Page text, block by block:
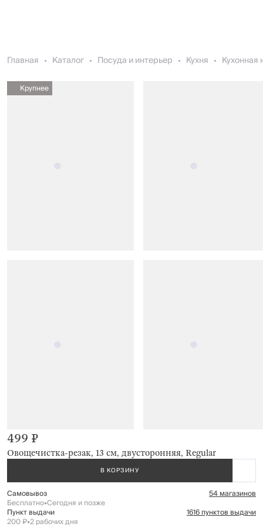
Главная Каталог Посуда и интерьер Кухня Кухонная
Крупнее
Овощечистка-резак, 13 см, двусторонняя, Regular
499 ₽
В КОРЗИНУ
Самовывоз 54 магазинов
Бесплатно•Сегодня и позже
Пункт выдачи 1616 пунктов выдачи
200 ₽•2 рабочих дня